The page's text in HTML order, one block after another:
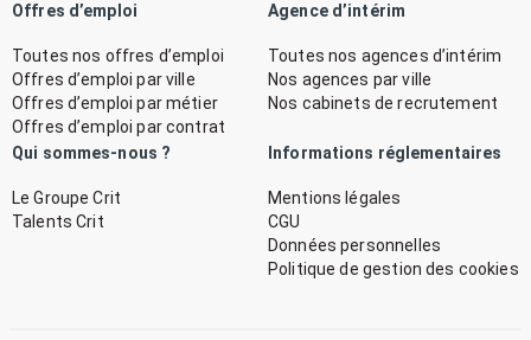
Offres d’emploi
Toutes nos offres d’emploi
Offres d’emploi par ville
Offres d’emploi par métier
Offres d’emploi par contrat
Agence d’intérim
Toutes nos agences d’intérim
Nos agences par ville
Nos cabinets de recrutement
Qui sommes-nous ?
Le Groupe Crit
Talents Crit
Informations réglementaires
Mentions légales
CGU
Données personnelles
Politique de gestion des cookies